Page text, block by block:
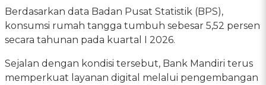
Berdasarkan data Badan Pusat Statistik (BPS),
konsumsi rumah tangga tumbuh sebesar 5,52 persen
secara tahunan pada kuartal I 2026.
Sejalan dengan kondisi tersebut, Bank Mandiri terus
memperkuat layanan digital melalui pengembangan